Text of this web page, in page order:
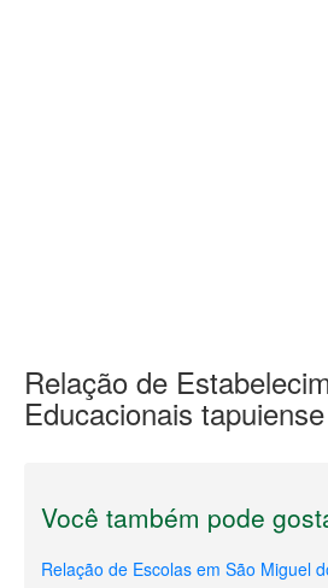
Relação de
Educacionais tapuiense
Você também pode
Relação de Escolas em São Miguel